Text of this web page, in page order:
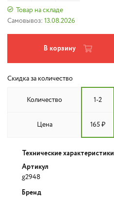
Товар на складе
Самовывоз: 13.08.2026
В корзину
Скидка за количество
Количество 1-2
Цена 165 ₽
Технические характеристики
Артикул
g2948
Бренд